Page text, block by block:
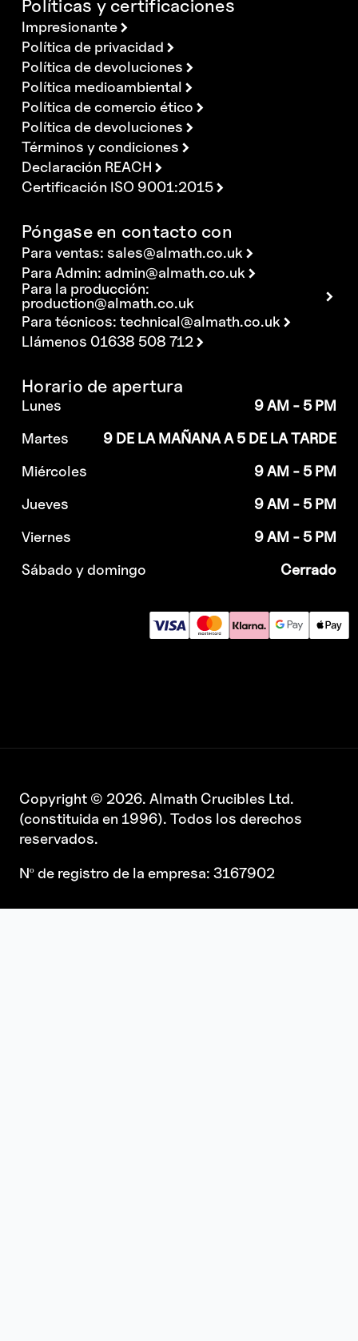
Políticas y certificaciones
Impresionante
Política de privacidad
Política de devoluciones
Política medioambiental
Política de comercio ético
Política de devoluciones
Términos y condiciones
Declaración REACH
Certificación ISO 9001:2015
Póngase en contacto con
Para ventas:sales@almath.co.uk
Para Admin: admin@almath.co.uk
Para la producción:
production@almath.co.uk
Para técnicos:technical@almath.co.uk
Llámenos 01638 508 712
Horario de apertura
Lunes
9 AM - 5 PM
Martes
9 DE LA MAÑANA A 5 DE LA TARDE
Miércoles
9 AM - 5 PM
Jueves
9 AM - 5 PM
Viernes
9 AM - 5 PM
Sábado y domingo
Cerrado
Copyright © 2026. Almath Crucibles Ltd.
(constituida en 1996). Todos los derechos
reservados.
Nº de registro de la empresa: 3167902